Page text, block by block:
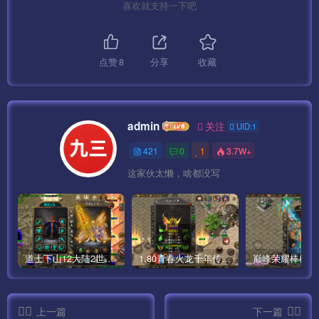
喜欢就支持一下吧
点赞8 分享 收藏
admin 关注 UID:1
421 0 1 3.7W+
这家伙太懒，啥都没写
道士下山12大陆2世界僵尸传奇手游版本[白猪3] 1.80青春火龙千年传奇手游完整版[白猪5]
上一篇 下一篇